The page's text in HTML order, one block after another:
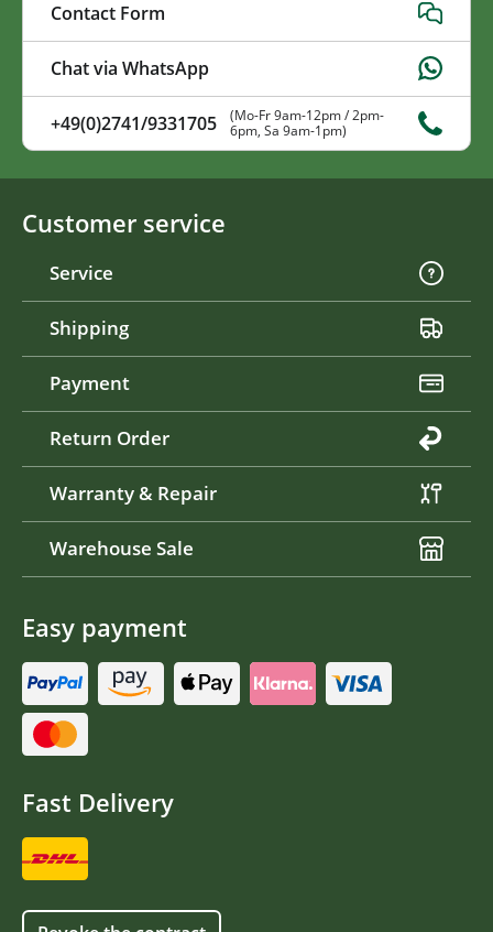
Contact Form
Chat via WhatsApp
+49(0)2741/9331705
(Mo-Fr 9am-12pm / 2pm-
6pm, Sa 9am-1pm)
Customer service
Service
Shipping
Payment
Return Order
Warranty & Repair
Warehouse Sale
Easy payment
Fast Delivery